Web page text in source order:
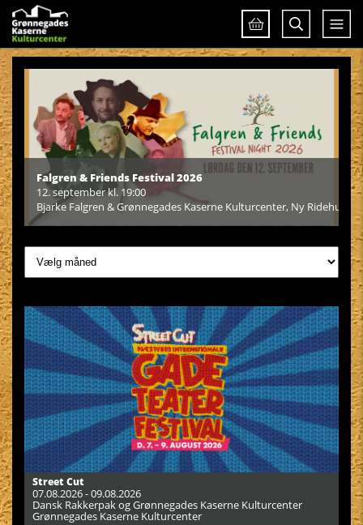
Falgren & Friends Festival 2026
12. september kl. 19:00
Bjarke Falgren & Grønnegades Kaserne Kulturcenter, Ny Ridehus
Street Cut
07.08.2026 - 09.08.2026
Dansk Rakkerpak og Grønnegades Kaserne Kulturcenter
Grønnegades Kaserne Kulturcenter